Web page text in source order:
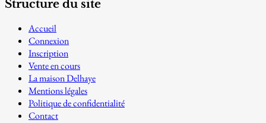
Structure du site
Accueil
Connexion
Inscription
Vente en cours
La maison Delhaye
Mentions légales
Politique de confidentialité
Contact